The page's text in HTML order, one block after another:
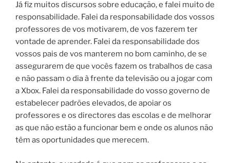
Já fiz muitos discursos sobre educação, e falei muito de
responsabilidade. Falei da responsabilidade dos vossos
professores de vos motivarem, de vos fazerem ter
vontade de aprender. Falei da responsabilidade dos
vossos pais de vos manterem no bom caminho, de se
assegurarem de que vocês fazem os trabalhos de casa
e não passam o dia à frente da televisão ou a jogar com
a Xbox. Falei da responsabilidade do vosso governo de
estabelecer padrões elevados, de apoiar os
professores e os directores das escolas e de melhorar
as que não estão a funcionar bem e onde os alunos não
têm as oportunidades que merecem.